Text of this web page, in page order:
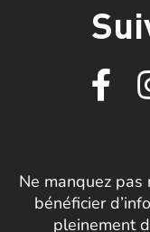
Ne manquez
bénéficier
pleinement